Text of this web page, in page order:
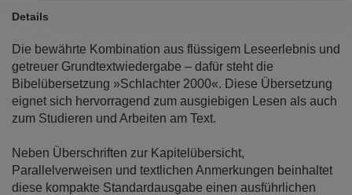
Details
Die bewährte Kombination aus flüssigem Leseerlebnis und
getreuer Grundtextwiedergabe – dafür steht die
Bibelübersetzung »Schlachter 2000«. Diese Übersetzung
eignet sich hervorragend zum ausgiebigen Lesen als auch
zum Studieren und Arbeiten am Text.
Neben Überschriften zur Kapitelübersicht,
Parallelverweisen und textlichen Anmerkungen beinhaltet
diese kompakte Standardausgabe einen ausführlichen